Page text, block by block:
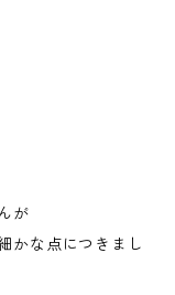
が
かな点につきまし